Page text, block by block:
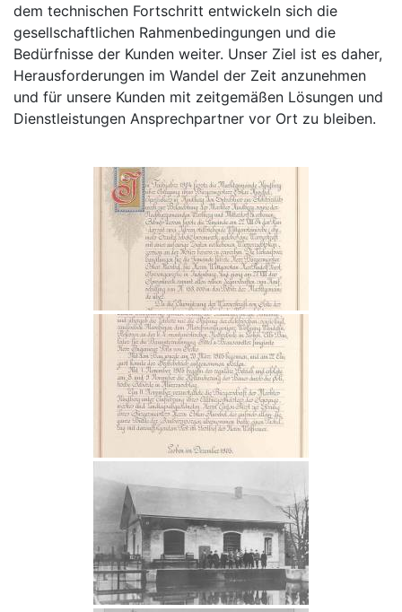
dem technischen Fortschritt entwickeln sich die
gesellschaftlichen Rahmenbedingungen und die
Bedürfnisse der Kunden weiter. Unser Ziel ist es daher,
Herausforderungen im Wandel der Zeit anzunehmen
und für unsere Kunden mit zeitgemäßen Lösungen und
Dienstleistungen Ansprechpartner vor Ort zu bleiben.